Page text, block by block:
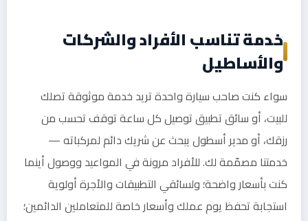
خدمة تناسب الأفراد والشركات
والأساطيل
سواء كنت صاحب سيارة واحدة تريد خدمة موثوقة تصلك
للبيت، أو سائق تطبيق توصيل كل ساعة توقف تحسب من
رزقك، أو مدير أسطول يبحث عن شريك دائم لمركباته —
خدمتنا مصمّمة لك. للأفراد مرونة في المواعيد ووصول أينما
كنت بأسعار واضحة؛ ولسائقي التطبيقات والأجرة أولوية
استجابة تحفظ يوم عملك وأسعار خاصة للمتعاملين الدائمين؛